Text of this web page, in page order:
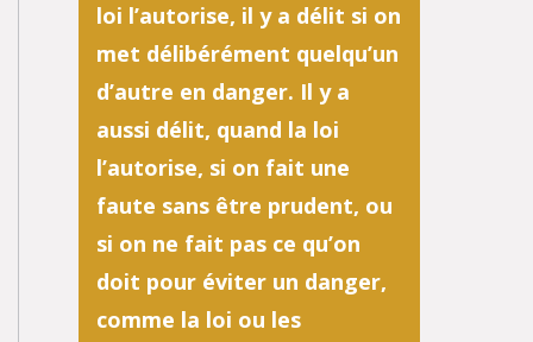
loi l’autorise, il y a délit si on
met délibérément quelqu’un
d’autre en danger. Il y a
aussi délit, quand la loi
l’autorise, si on fait une
faute sans être prudent, ou
si on ne fait pas ce qu’on
doit pour éviter un danger,
comme la loi ou les